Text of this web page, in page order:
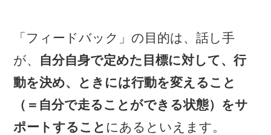
「フィードバック」の目的は、話し手
が、
自分自身で定めた目標に対して、行
動を決め、ときには行動を変えること
（＝自分で走ることができる状態）をサ
ポートすること にあるといえます。